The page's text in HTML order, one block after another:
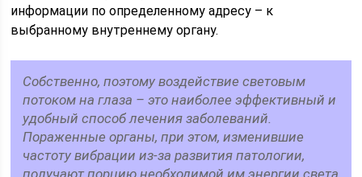
информации по определенному адресу – к
выбранному внутреннему органу.
Собственно, поэтому воздействие световым
потоком на глаза – это наиболее эффективный и
удобный способ лечения заболеваний.
Пораженные органы, при этом, изменившие
частоту вибрации из-за развития патологии,
получают порцию необходимой им энергии света